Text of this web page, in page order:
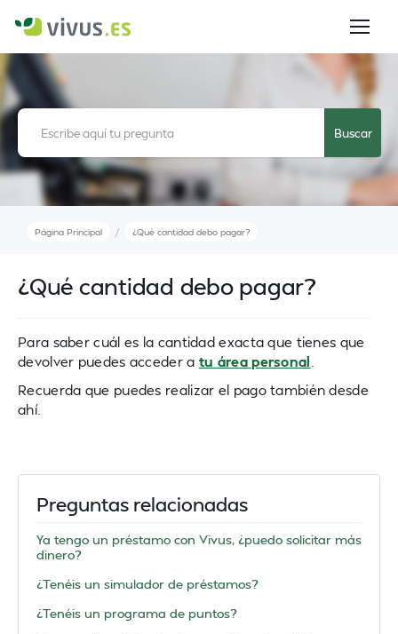
Página Principal / ¿Qué cantidad debo pagar?
¿Qué cantidad debo pagar?
Para saber cuál es la cantidad exacta que tienes que
devolver puedes acceder a tu área personal.
Recuerda que puedes realizar el pago también desde
ahí.
Preguntas relacionadas
Ya tengo un préstamo con Vivus, ¿puedo solicitar más
dinero?
¿Tenéis un simulador de préstamos?
¿Tenéis un programa de puntos?